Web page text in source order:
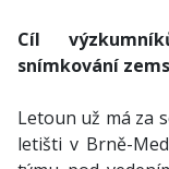
Cíl
snímkování
Letoun už má za
letišti v Brně-